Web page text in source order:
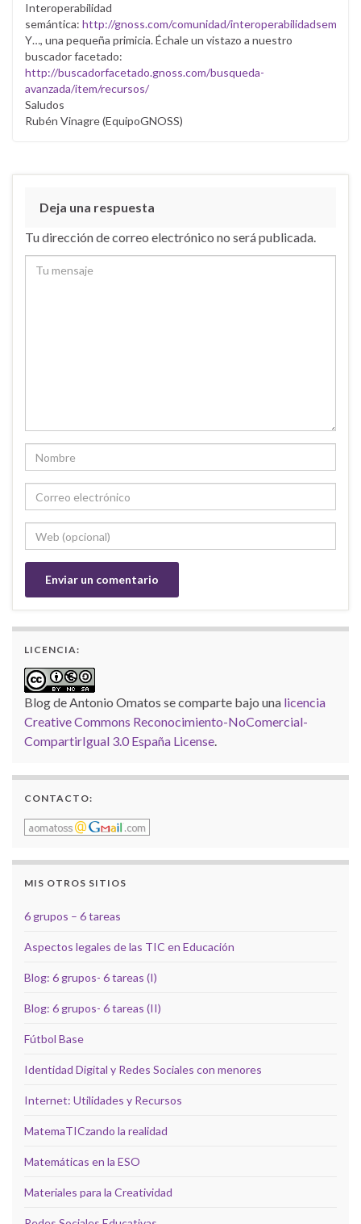
Interoperabilidad
semántica: http://gnoss.com/comunidad/
Y…, una pequeña primicia. Échale un vistazo a nuestro
buscador facetado:
http://buscadorfacetado.gnoss.com/busqueda-
avanzada/item/recursos/
Saludos
Rubén Vinagre (EquipoGNOSS)
Deja una respuesta
Tu dirección de correo electrónico no será publicada.
LICENCIA:
Blog de Antonio Omatos se comparte bajo una licencia
Creative Commons Reconocimiento-NoComercial-
CompartirIgual 3.0 España License.
CONTACTO:
MIS OTROS SITIOS
6 grupos – 6 tareas
Aspectos legales de las TIC en Educación
Blog: 6 grupos- 6 tareas (I)
Blog: 6 grupos- 6 tareas (II)
Fútbol Base
Identidad Digital y Redes Sociales con menores
Internet: Utilidades y Recursos
MatemaTICzando la realidad
Matemáticas en la ESO
Materiales para la Creatividad